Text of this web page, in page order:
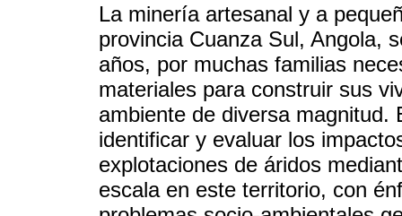
La minería artesanal y a
provincia Cuanza Sul, Angola,
años, por muchas familias
materiales para construir sus
ambiente de diversa magnitud.
identificar y evaluar los
explotaciones de áridos
escala en este territorio, con